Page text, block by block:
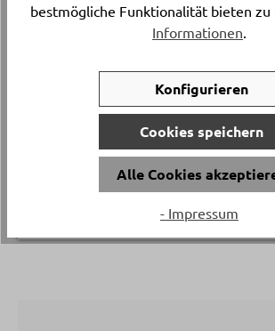
Versand & Lieferung
Artikelfunktionen
Spülmaschinenfest
bestmögliche Funktionalität bieten zu
Informationen
Konfigurieren
Cookies speichern
Alle Cookies
- Impressum